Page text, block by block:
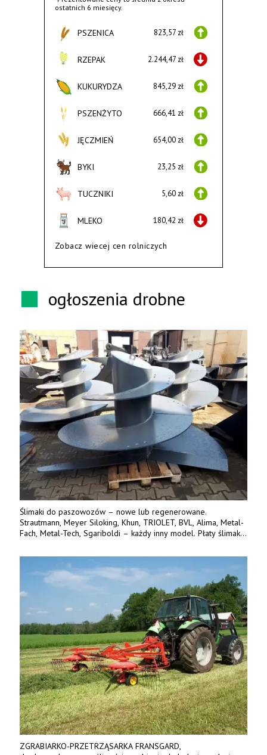
ostatnich 6 miesięcy.
PSZENICA 823,57 zł
RZEPAK 2.244,47 zł
KUKURYDZA 845,29 zł
PSZENŻYTO 666,41 zł
JĘCZMIEŃ 654,00 zł
BYKI 23,25 zł
TUCZNIKI 5,60 zł
MLEKO 180,42 zł
Zobacz wiecej cen rolniczych
ogłoszenia drobne
Ślimaki do paszowozów – nowe lub regenerowane.
Strautmann, Meyer Siloking, Khun, TRIOLET, BVL, Alima, Metal-
Fach, Metal-Tech, Sgariboldi – każdy inny model. Płaty ślimaka
– 15 lub 18 mm. Możliwa wymiana i dowóz na miejsce – cała
Polska. Tel. 609 144 596.
ZGRABIARKO-PRZETRZĄSARKA FRANSGARD,